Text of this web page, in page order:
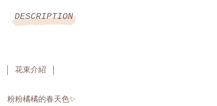
DESCRIPTION
花束介紹
粉粉橘橘的春天色✨